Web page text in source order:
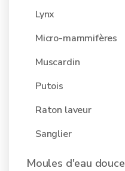
Lynx
Micro-mammifères
Muscardin
Putois
Raton laveur
Sanglier
Moules d'eau douce